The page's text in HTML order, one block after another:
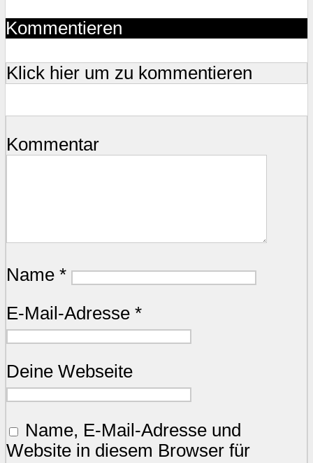
Kommentieren
Klick hier um zu kommentieren
Kommentar
Name *
E-Mail-Adresse *
Deine Webseite
Name, E-Mail-Adresse und
Website in diesem Browser für